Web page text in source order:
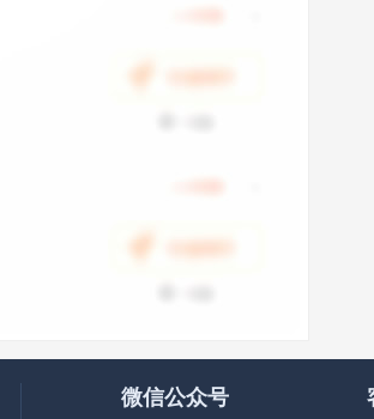
微信公众号